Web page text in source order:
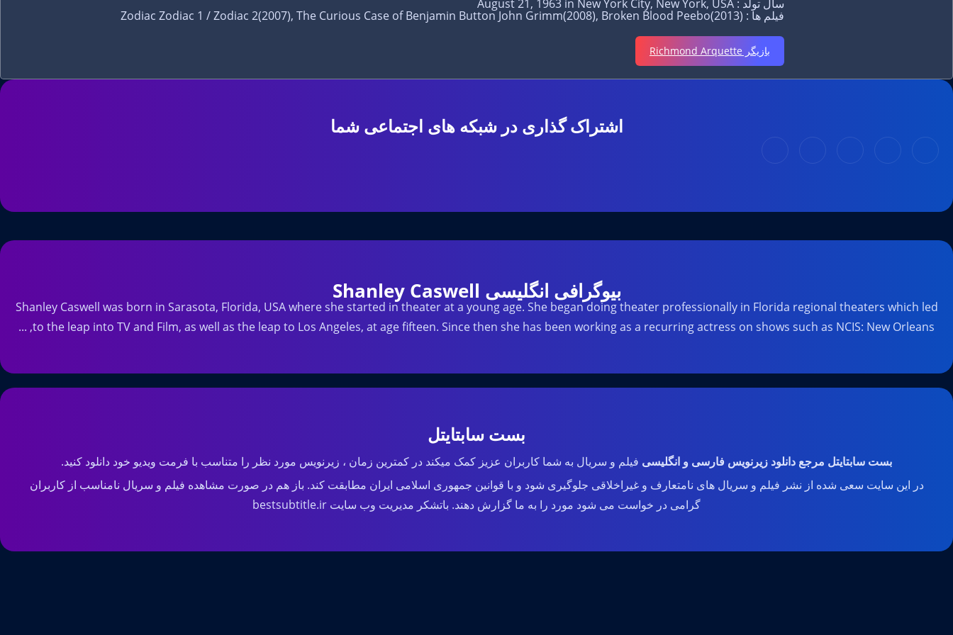
سال تولد : August 21, 1963 in New York City, New York, USA
فیلم ها : Zodiac Zodiac 1 / Zodiac 2(2007), The Curious Case of Benjamin Button John Grimm(2008), Broken Blood Peebo(2013)
بازیگر Richmond Arquette
اشتراک گذاری در شبکه های اجتماعی شما
بیوگرافی انگلیسی Shanley Caswell
Shanley Caswell was born in Sarasota, Florida, USA where she started in theater at a young age. She began doing theater professionally in Florida regional theaters which led
to the leap into TV and Film, as well as the leap to Los Angeles, at age fifteen. Since then she has been working as a recurring actress on shows such as NCIS: New Orleans, ...
بست سابتایتل
بست سابتایتل مرجع دانلود زیرنویس فارسی و انگلیسی فیلم و سریال به شما کاربران عزیز کمک میکند در کمترین زمان ، زیرنویس مورد نظر را متناسب با فرمت ویدیو خود دانلود کنید.
در این سایت سعی شده از نشر فیلم و سریال های نامتعارف و غیراخلاقی جلوگیری شود و با قوانین جمهوری اسلامی ایران مطابقت کند. باز هم در صورت مشاهده فیلم و سریال نامناسب از کاربران
گرامی در خواست می شود مورد را به ما گزارش دهند. باتشکر مدیریت وب سایت bestsubtitle.ir